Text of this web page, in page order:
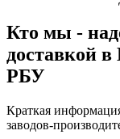
Кто мы -
доставкой
РБУ
Краткая
заводов-